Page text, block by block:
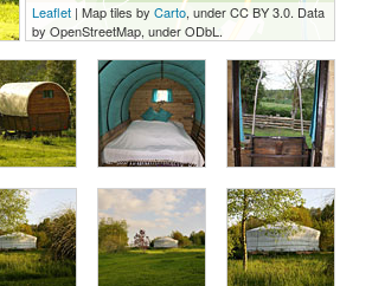
Leaflet | Map tiles by Carto, under CC BY 3.0. Data
by OpenStreetMap, under ODbL.